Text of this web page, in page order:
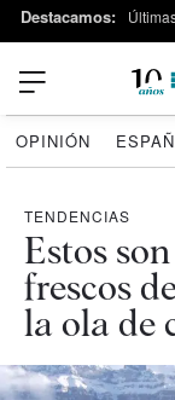
Destacamos:
OPINIÓN
TENDENCIAS
Estos
frescos
la ola de